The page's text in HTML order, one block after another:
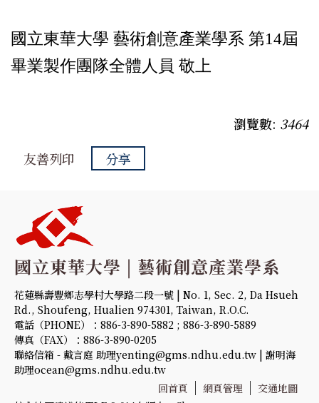
國立東華大學 藝術創意產業學系 第14屆
畢業製作團隊全體人員 敬上
瀏覽數: 3464
友善列印
分享
花蓮縣壽豐鄉志學村大學路二段一號 | No. 1, Sec. 2, Da Hsueh
Rd., Shoufeng, Hualien 974301, Taiwan, R.O.C.
電話（PHONE）：886-3-890-5882 ; 886-3-890-5889
傳真（FAX）：886-3-890-0205
聯絡信箱 - 戴言庭 助理yenting@gms.ndhu.edu.tw | 謝明海
助理ocean@gms.ndhu.edu.tw
回首頁
網頁管理
交通地圖